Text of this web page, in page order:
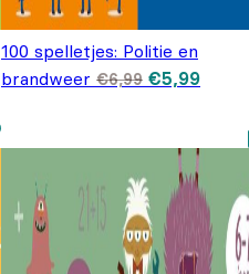
100 spelletjes: Politie en
brandweer €6,99 prijs was:
€5,99
prijs